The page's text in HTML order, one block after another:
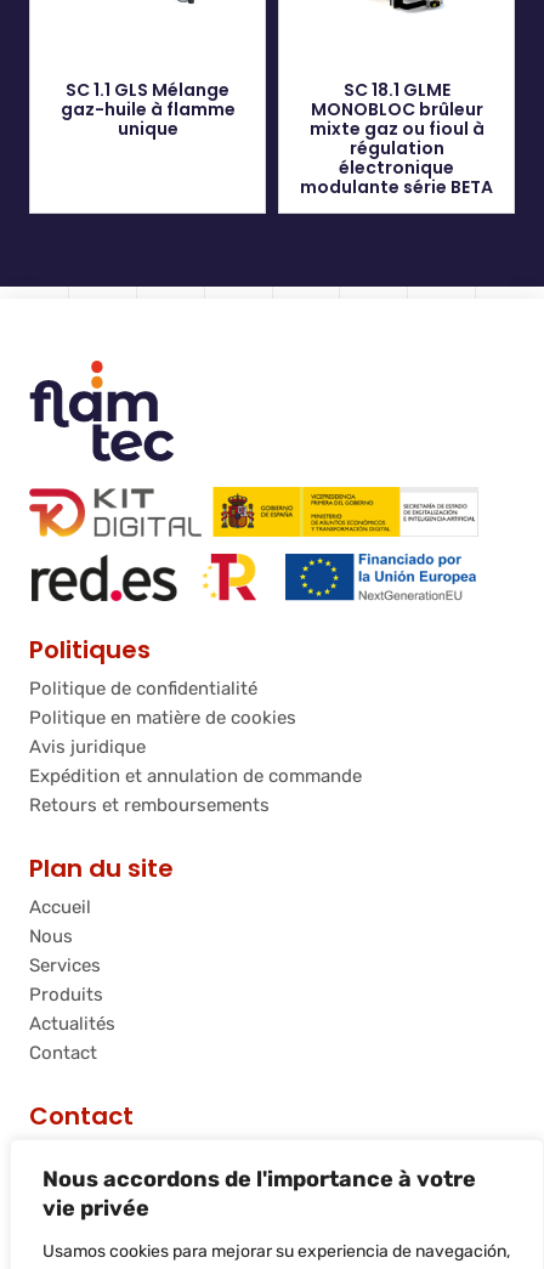
Nous accordons de l'importance à votre
vie privée
Usamos cookies para mejorar su experiencia de navegación,
SC 1.1 GLS Mélange
gaz-huile à flamme
unique
SC 18.1 GLME
MONOBLOC brûleur
mixte gaz ou fioul à
régulation
électronique
modulante série BETA
Politiques
Politique de confidentialité
Politique en matière de cookies
Avis juridique
Expédition et annulation de commande
Retours et remboursements
Plan du site
Accueil
Nous
Services
Produits
Actualités
Contact
Contact
Andreu de la Barca, Barcelona
info@flamtec.es
+34 937 06 00 52